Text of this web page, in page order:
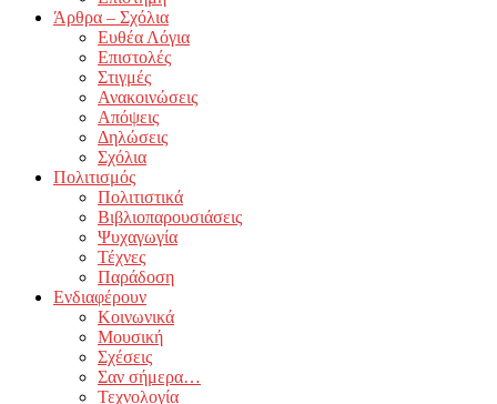
Άρθρα – Σχόλια
Ευθέα Λόγια
Επιστολές
Στιγμές
Ανακοινώσεις
Απόψεις
Δηλώσεις
Σχόλια
Πολιτισμός
Πολιτιστικά
Βιβλιοπαρουσιάσεις
Ψυχαγωγία
Τέχνες
Παράδοση
Ενδιαφέρουν
Κοινωνικά
Μουσική
Σχέσεις
Σαν σήμερα…
Τεχνολογία